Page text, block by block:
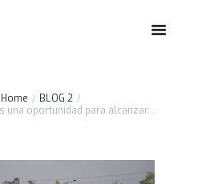
Home
BLOG 2
una oportunidad para alcanzar...